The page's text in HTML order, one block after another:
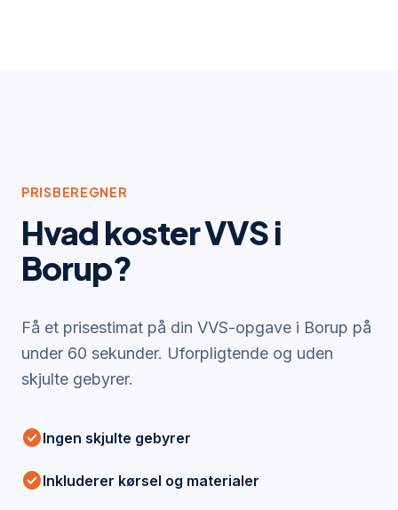
PRISBEREGNER
Hvad koster VVS i
Borup?
Få et prisestimat på din VVS-opgave i Borup på
under 60 sekunder. Uforpligtende og uden
skjulte gebyrer.
check_circleIngen skjulte gebyrer
check_circleInkluderer kørsel og materialer